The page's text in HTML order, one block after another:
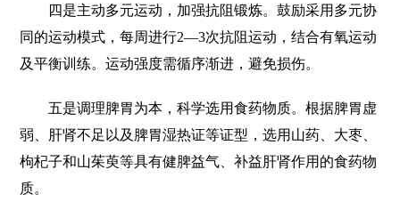
四是主动多元运动，加强抗阻锻炼。鼓励采用多元协
同的运动模式，每周进行2—3次抗阻运动，结合有氧运动
及平衡训练。运动强度需循序渐进，避免损伤。
五是调理脾胃为本，科学选用食药物质。根据脾胃虚
弱、肝肾不足以及脾胃湿热证等证型，选用山药、大枣、
枸杞子和山茱萸等具有健脾益气、补益肝肾作用的食药物
质。